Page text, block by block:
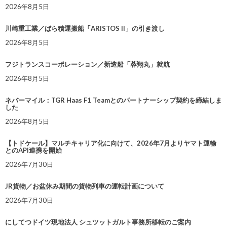
2026年8月5日
川崎重工業／ばら積運搬船「ARISTOS II」の引き渡し
2026年8月5日
フジトランスコーポレーション／新造船「蓉翔丸」就航
2026年8月5日
ネバーマイル：TGR Haas F1 Teamとのパートナーシップ契約を締結しま
した
2026年8月5日
【トドケール】マルチキャリア化に向けて、2026年7月よりヤマト運輸
とのAPI連携を開始
2026年7月30日
JR貨物／お盆休み期間の貨物列車の運転計画について
2026年7月30日
にしてつドイツ現地法人 シュツットガルト事務所移転のご案内